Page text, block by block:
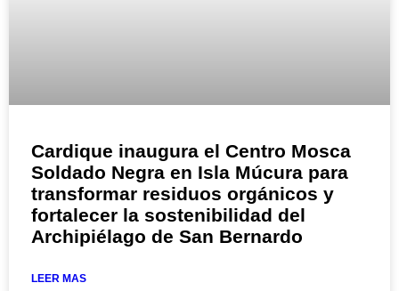
Cardique inaugura el Centro Mosca
Soldado Negra en Isla Múcura para
transformar residuos orgánicos y
fortalecer la sostenibilidad del
Archipiélago de San Bernardo
LEER MAS